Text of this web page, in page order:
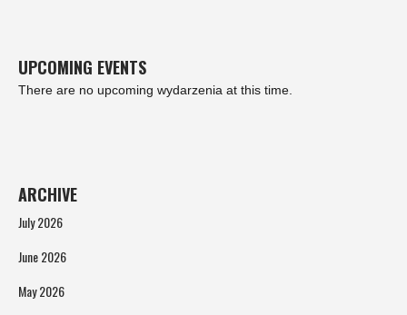
UPCOMING EVENTS
There are no upcoming wydarzenia at this time.
ARCHIVE
July 2026
June 2026
May 2026